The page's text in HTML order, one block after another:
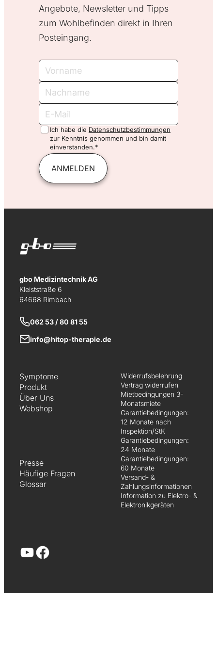
Angebote, Newsletter und Tipps
zum Wohlbefinden direkt in Ihren
Posteingang.
Vorname
Nachname
E-
Mail
Ich habe die Datenschutzbestimmungen
zur Kenntnis genommen und bin damit
einverstanden.*
ANMELDEN
gbo Medizintechnik AG
Kleiststraße 6
64668 Rimbach
062 53 / 80 81 55
info@hitop-therapie.de
Symptome
Produkt
Über Uns
Webshop
Presse
Häufige Fragen
Glossar
Widerrufsbelehrung
Vertrag widerrufen
Mietbedingungen 3-
Monatsmiete
Garantiebedingungen:
12 Monate nach
Inspektion/StK
Garantiebedingungen:
24 Monate
Garantiebedingungen:
60 Monate
Versand- &
Zahlungsinformationen
Information zu Elektro- &
Elektronikgeräten
YouTube Facebook